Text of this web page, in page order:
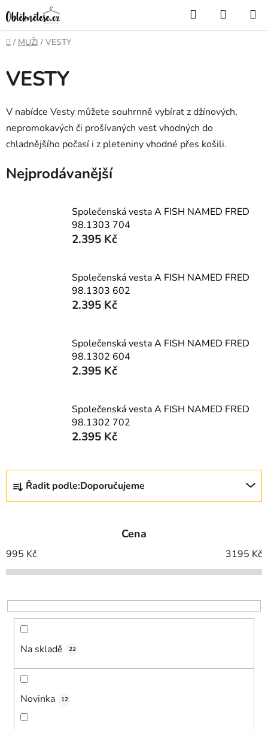
na
obsah
Hledat
KOŠÍK
Domů
/ MUŽI / VESTY
VESTY
V nabídce Vesty můžete souhrnně vybírat z džínových,
nepromokavých či prošívaných vest vhodných do
chladnějšího počasí i z pleteniny vhodné přes košili.
Nejprodávanější
Společenská vesta A FISH NAMED FRED
98.1303 704
2.395 Kč
Společenská vesta A FISH NAMED FRED
98.1303 602
2.395 Kč
Společenská vesta A FISH NAMED FRED
98.1302 604
2.395 Kč
Společenská vesta A FISH NAMED FRED
98.1302 702
2.395 Kč
Ř
z
í
p
o
d
Řadit podle:Doporučujeme
Cena
995 Kč 3195 Kč
Na skladě 22
Novinka 12